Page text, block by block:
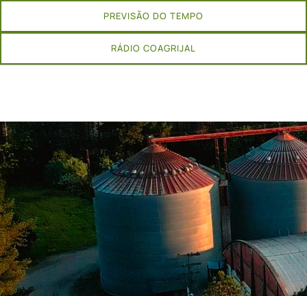
PREVISÃO DO TEMPO
RÁDIO COAGRIJAL